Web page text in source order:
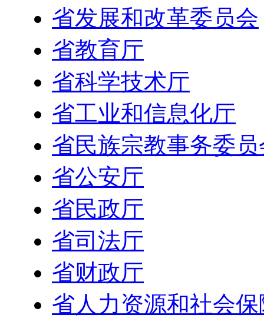
省发展和改革委员会
省教育厅
省科学技术厅
省工业和信息化厅
省民族宗教事务委员
省公安厅
省民政厅
省司法厅
省财政厅
省人力资源和社会